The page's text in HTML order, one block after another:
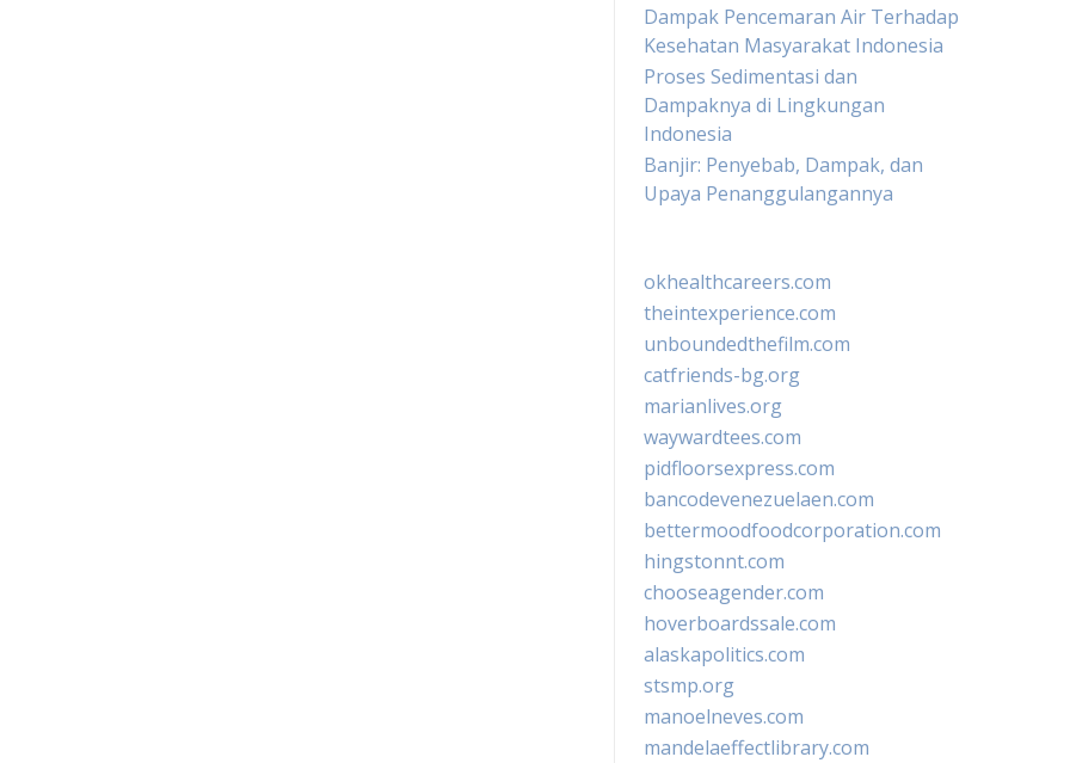
Dampak Pencemaran Air Terhadap
Kesehatan Masyarakat Indonesia
Proses Sedimentasi dan
Dampaknya di Lingkungan
Indonesia
Banjir: Penyebab, Dampak, dan
Upaya Penanggulangannya
okhealthcareers.com
theintexperience.com
unboundedthefilm.com
catfriends-bg.org
marianlives.org
waywardtees.com
pidfloorsexpress.com
bancodevenezuelaen.com
bettermoodfoodcorporation.com
hingstonnt.com
chooseagender.com
hoverboardssale.com
alaskapolitics.com
stsmp.org
manoelneves.com
mandelaeffectlibrary.com